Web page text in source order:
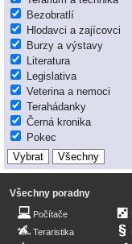
Bezobratlí
Hlodavci a zajícovci
Burzy a výstavy
Literatura
Legislativa
Veterina a nemoci
Terahádanky
Černá kronika
Pokec
Všechny poradny
Počítače
Teraristika